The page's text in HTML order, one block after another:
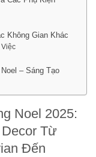
Không Gian Khác
Việc
– Sáng Tạo
Noel 2025:
Từ
Đến